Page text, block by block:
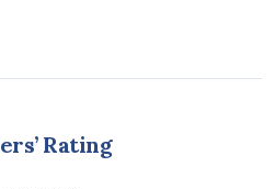
Rating